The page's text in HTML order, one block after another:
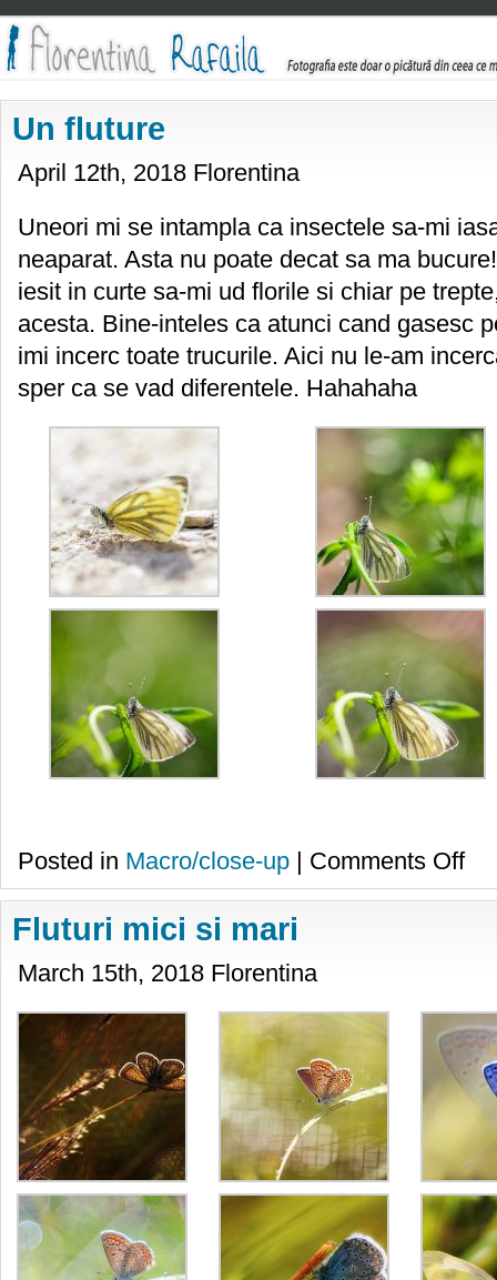
Un fluture
April 12th, 2018 Florentina
Uneori mi se intampla ca insectele sa-mi
neaparat. Asta nu poate decat sa ma
iesit in curte sa-mi ud florile si chiar pe
acesta. Bine-inteles ca atunci cand gasesc
imi incerc toate trucurile. Aici nu le-am
sper ca se vad diferentele. Hahahaha
Posted in Macro/close-up | Comments Offon
Fluturi mici si mari
March 15th, 2018 Florentina